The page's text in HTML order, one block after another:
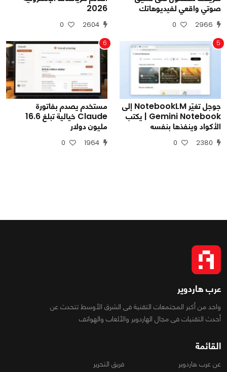
صوتي واقعي لفيديوهاتك
2966
0
2026
2604
0
5
جوجل تغيّر NotebookLM إلى
Gemini Notebook | يكتب
الأكواد وينفذها بنفسه
2380
0
6
مستخدم يصدم بفاتورة
Claude خيالية تبلغ 16.6
مليون دولار
1964
0
عرب هاردوير
واحد من أكبر المجتمعات التقنية فى الشرق الأوسط تتحدث عن
أحدث التقنيات فى مجال الهاردوير والألعاب والهواتف
القائمة
عن عرب هاردوير
فريق التحرير